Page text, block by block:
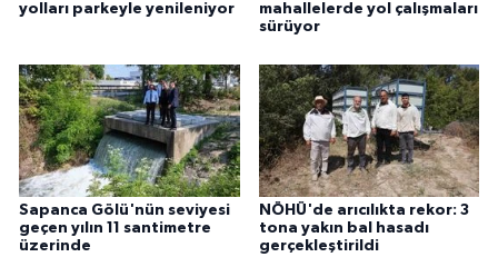
yolları parkeyle yenileniyor
mahallelerde yol çalışmaları
sürüyor
Sapanca Gölü'nün seviyesi
geçen yılın 11 santimetre
üzerinde
NÖHÜ'de arıcılıkta rekor: 3
tona yakın bal hasadı
gerçekleştirildi